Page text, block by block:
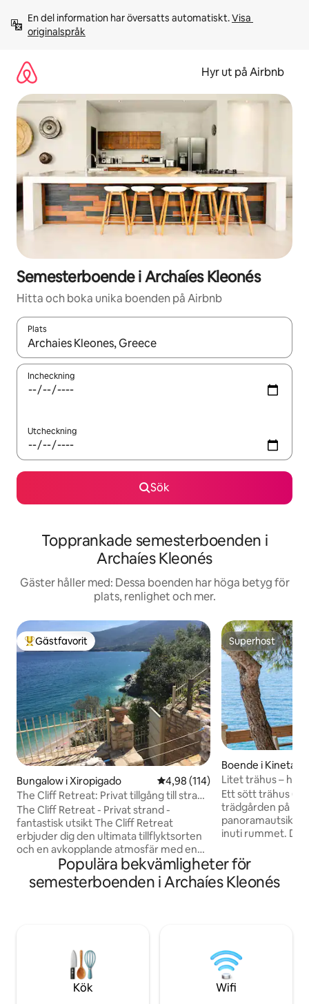
innehåll
En del information har översatts automatiskt. Visa
originalspråk
Hyr ut på Airbnb
Semesterboende i Archaíes Kleonés
Hitta och boka unika boenden på Airbnb
Plats
När resultaten är tillgängliga kan du navigera med upp- och
Incheckning
Utcheckning
Sök
Topprankade semesterboenden i
Archaíes Kleonés
Gäster håller med: Dessa boenden har höga betyg för
plats, renlighet och mer.
Populär gästfavorit
Gästfavorit
Bungalow i Xiropigado 4,98 av 5 i genomsnittligt
4,98 (114)
The Cliff Retreat: Privat tillgång till strand
– Havsutsikt
The Cliff Retreat - Privat strand -
fantastisk utsikt The Cliff Retreat
erbjuder dig den ultimata tillflyktsorten
och en avkopplande atmosfär med en
magnifik 180-graders utsikt över
Argoliska bukten. En helt unik
upplevelse, ta en promenad nerför
vågornas rytmiska ljud bara meter
nedanför. Ett idealiskt ställe för familjer
med barn eller romantiska helger.
Superhost
Superhost
Boende i Kineta
Litet trähus –
Ett sött trähus (15
trädgården på
panoramautsikt över
inuti rummet.
Jenuary of 2023 (så kolla de nya
omdömena).
skönheten och
skönheten i den
avkoppling!
Populära bekvämligheter för
semesterboenden i Archaíes Kleonés
Kök Wifi